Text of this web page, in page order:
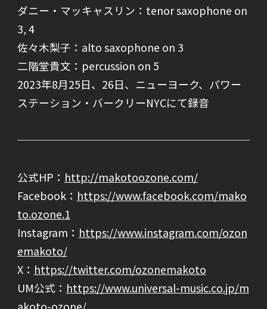
ダニー・マッキャスリン：tenor saxophone on
3, 4
佐々木梨子：alto saxophone on 3
二階堂貴文：percussion on 5
2023年8月25日、26日、ニューヨーク、パワー
ステーション・バークリーNYCにて録音
公式HP： http://makotoozone.com/
Facebook： https://www.facebook.com/mako
to.ozone.1
Instagram： https://www.instagram.com/ozon
emakoto/
X： https://twitter.com/ozonemakoto
UM公式： https://www.universal-music.co.jp/m